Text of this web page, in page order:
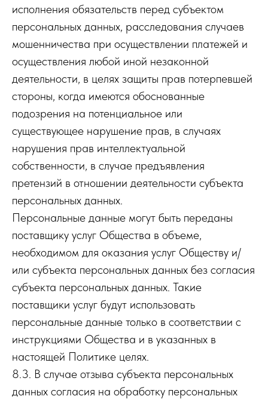
исполнения обязательств перед субъектом
персональных данных, расследования случаев
мошенничества при осуществлении платежей и
осуществления любой иной незаконной
деятельности, в целях защиты прав потерпевшей
стороны, когда имеются обоснованные
подозрения на потенциальное или
существующее нарушение прав, в случаях
нарушения прав интеллектуальной
собственности, в случае предъявления
претензий в отношении деятельности субъекта
персональных данных.
Персональные данные могут быть переданы
поставщику услуг Общества в объеме,
необходимом для оказания услуг Обществу и/
или субъекта персональных данных без согласия
субъекта персональных данных. Такие
поставщики услуг будут использовать
персональные данные только в соответствии с
инструкциями Общества и в указанных в
настоящей Политике целях.
8.3. В случае отзыва субъекта персональных
данных согласия на обработку персональных